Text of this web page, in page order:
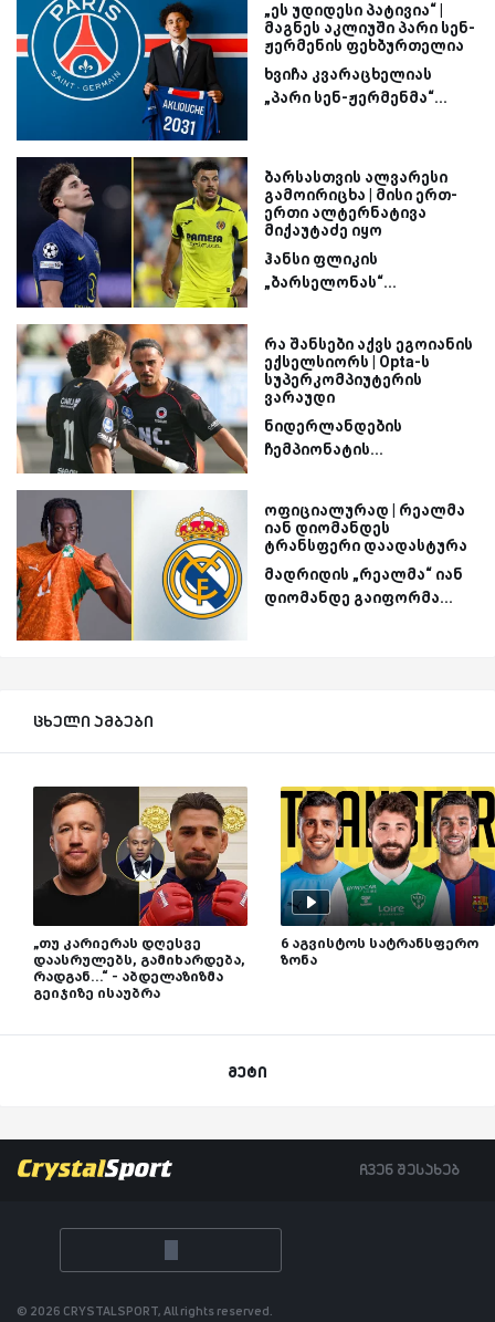
„ეს უდიდესი პატივია“ |
მაგნეს აკლიუში პარი სენ-
ჟერმენის ფეხბურთელია
ხვიჩა კვარაცხელიას
„პარი სენ-ჟერმენმა“...
ბარსასთვის ალვარესი
გამოირიცხა | მისი ერთ-
ერთი ალტერნატივა
მიქაუტაძე იყო
ჰანსი ფლიკის
„ბარსელონას“...
რა შანსები აქვს ეგოიანის
ექსელსიორს | Opta-ს
სუპერკომპიუტერის
ვარაუდი
ნიდერლანდების
ჩემპიონატის...
ოფიციალურად | რეალმა
იან დიომანდეს
ტრანსფერი დაადასტურა
მადრიდის „რეალმა“ იან
დიომანდე გაიფორმა...
ცხელი ამბები
„თუ კარიერას დღესვე
დაასრულებს, გამიხარდება,
რადგან...“ - აბდელაზიზმა
გეიჯიზე ისაუბრა
6 აგვისტოს სატრანსფერო
ზონა
მეტი
ჩვენ შესახებ
© 2026 CRYSTALSPORT, All rights reserved.